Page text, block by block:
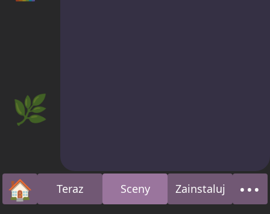
🌿
🏠Strona główna
Teraz Sceny Zainstaluj •••
O